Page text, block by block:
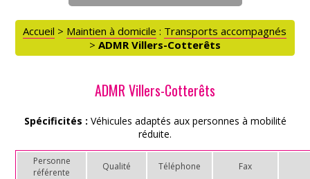
Accueil > Maintien à domicile : Transports accompagnés
> ADMR Villers-Cotterêts
ADMR Villers-Cotterêts
Spécificités : Véhicules adaptés aux personnes à mobilité
réduite.
Personne
référente
Qualité Téléphone Fax